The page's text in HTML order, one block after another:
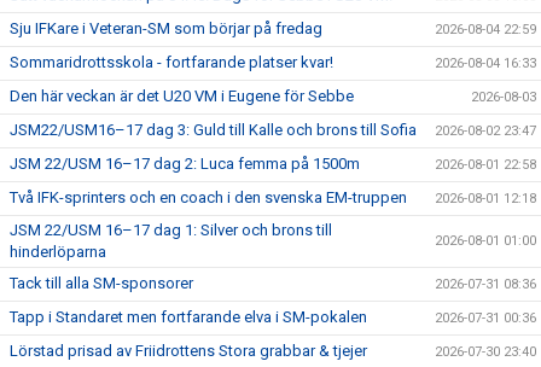
Sju IFKare i Veteran-SM som börjar på fredag 2026-08-04 22:59
Sommaridrottsskola - fortfarande platser kvar! 2026-08-04 16:33
Den här veckan är det U20 VM i Eugene för Sebbe 2026-08-03
JSM22/USM16–17 dag 3: Guld till Kalle och brons till Sofia 2026-08-02 23:47
JSM 22/USM 16–17 dag 2: Luca femma på 1500m 2026-08-01 22:58
Två IFK-sprinters och en coach i den svenska EM-truppen 2026-08-01 12:18
JSM 22/USM 16–17 dag 1: Silver och brons till
hinderlöparna
2026-08-01 01:00
Tack till alla SM-sponsorer 2026-07-31 08:36
Tapp i Standaret men fortfarande elva i SM-pokalen 2026-07-31 00:36
Lörstad prisad av Friidrottens Stora grabbar & tjejer 2026-07-30 23:40